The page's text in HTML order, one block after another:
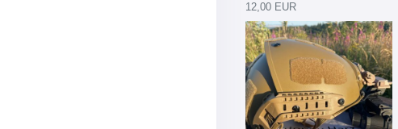
12,00 EUR